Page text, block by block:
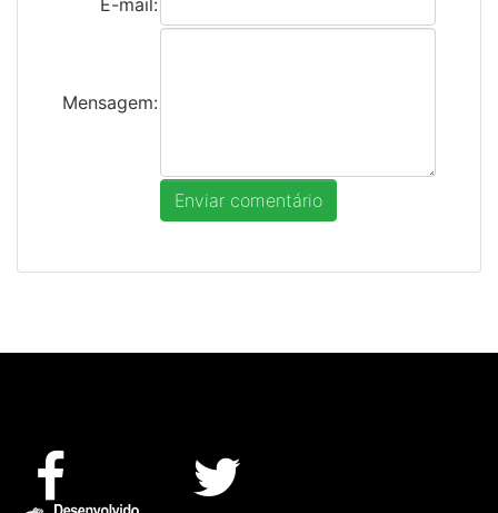
E-mail:
Mensagem: